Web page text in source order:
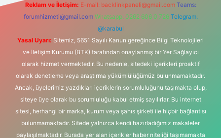
Reklam ve İletişim: E-mail: backlinkpaneli@gmail.com Teams:
forumhizmeti@gmail.com Whatsapp: 0262 606 0 726 Telegram:
@karabul
Yasal Uyarı: Sitemiz, 5651 Sayılı Kanun gereğince Bilgi Teknolojileri
ve İletişim Kurumu (BTK) tarafından onaylanmış bir Yer Sağlayıcı
olarak hizmet vermektedir. Bu nedenle, sitedeki içerikleri proaktif
olarak denetleme veya araştırma yükümlülüğümüz bulunmamaktadır.
Ancak, üyelerimiz yazdıkları içeriklerin sorumluluğunu taşımakta olup,
siteye üye olarak bu sorumluluğu kabul etmiş sayılırlar. Bu internet
sitesi, herhangi bir marka, kurum veya şahıs şirketi ile hiçbir bağlantısı
bulunmamaktadır. Sitede yalnızca kendi hazırladığımız makaleler
paylaşılmaktadır. Burada yer alan içerikler haber niteliği taşımamakta